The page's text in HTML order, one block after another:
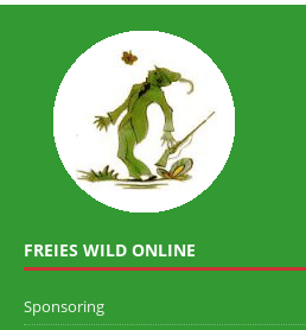
FREIES WILD ONLINE
Sponsoring